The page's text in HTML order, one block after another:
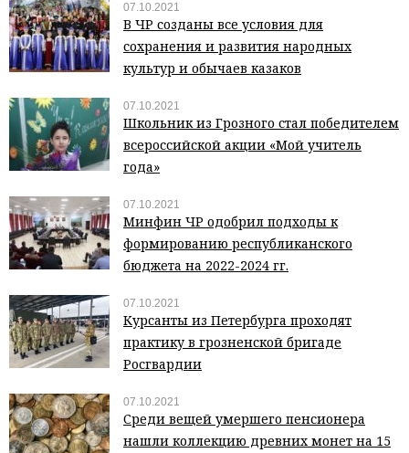
07.10.2021
В ЧР созданы все условия для
сохранения и развития народных
культур и обычаев казаков
07.10.2021
Школьник из Грозного стал победителем
всероссийской акции «Мой учитель
года»
07.10.2021
Минфин ЧР одобрил подходы к
формированию республиканского
бюджета на 2022-2024 гг.
07.10.2021
Курсанты из Петербурга проходят
практику в грозненской бригаде
Росгвардии
07.10.2021
Среди вещей умершего пенсионера
нашли коллекцию древних монет на 15